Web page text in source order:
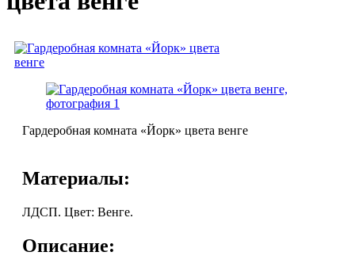
Гардеробная комната «Йорк» цвета венге
Материалы:
ЛДСП. Цвет: Венге.
Описание: